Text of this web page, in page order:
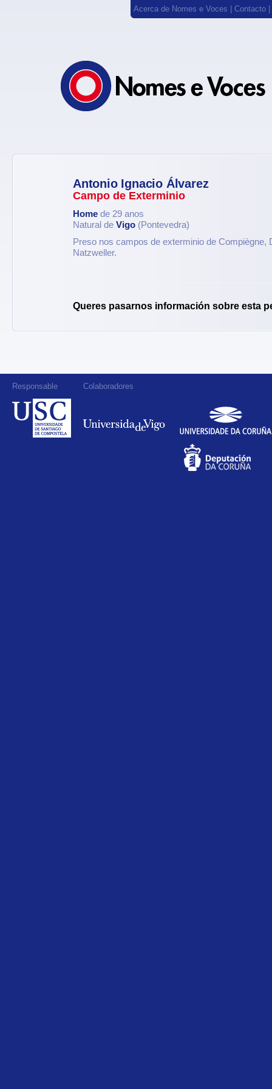
Acerca de Nomes e Voces Contacto
Antonio Ignacio Álvarez
Campo de Exterminio
Home de 29 anos
Natural de Vigo (Pontevedra)
Preso nos campos de exterminio de Compiègne,
Natzweller.
Queres pasarnos información sobre esta
Responsable Colaboradores